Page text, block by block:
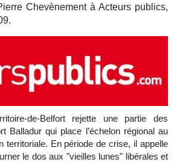
Chevènement à Acteurs publics,
de-Belfort rejette une partie des
Balladur qui place l’échelon régional au
territoriale. En période de crise, il appelle
le dos aux "vieilles lunes" libérales et